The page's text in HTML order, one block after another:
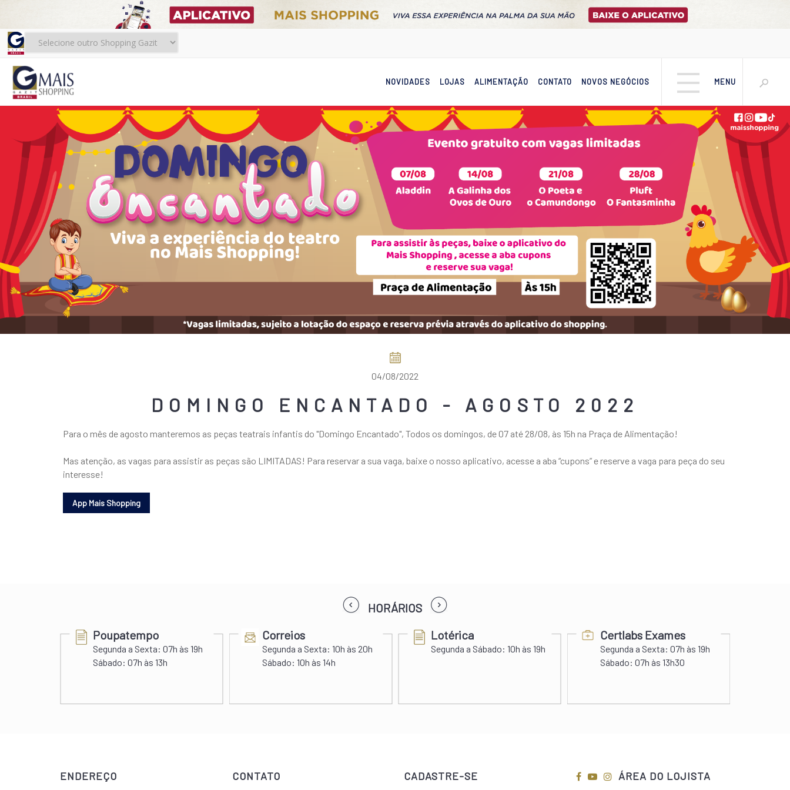
NOVIDADES LOJAS ALIMENTAÇÃO CONTATO NOVOS NEGÓCIOS MENU
04/08/2022
DOMINGO ENCANTADO - AGOSTO 2022
Para o mês de agosto manteremos as peças teatrais infantis do "Domingo Encantado", Todos os domingos, de 07 até 28/08, às 15h na Praça de Alimentação!
Mas atenção, as vagas para assistir as peças são LIMITADAS! Para reservar a sua vaga, baixe o nosso aplicativo, acesse a aba “cupons” e reserve a vaga para peça do seu
interesse!
HORÁRIOS
Poupatempo
Segunda a Sexta: 07h às 19h
Sábado: 07h às 13h
Correios
Segunda a Sexta: 10h às 20h
Sábado: 10h às 14h
Lotérica
Segunda a Sábado: 10h às 19h
Certlabs Exames
Segunda a Sexta: 07h às 19h
Sábado: 07h às 13h30
prev
ENDEREÇO CONTATO CADASTRE-SE ÁREA DO LOJISTA